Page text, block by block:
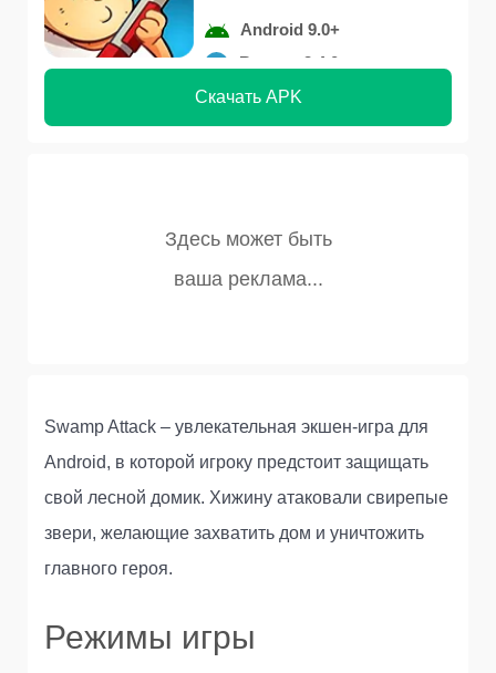
Android 9.0+
Версия 2.4.0
Скачать APK
Swamp Attack – увлекательная экшен-игра для
Android, в которой игроку предстоит защищать
свой лесной домик. Хижину атаковали свирепые
звери, желающие захватить дом и уничтожить
главного героя.
Режимы игры